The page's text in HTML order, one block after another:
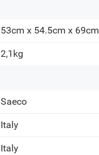
53cm x 54.5cm x 69cm
2,1kg
Saeco
Italy
Italy